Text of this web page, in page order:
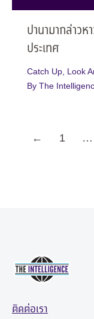
ปานามากล่าว
ประเทศ
Catch Up Look
By The
← 1 …
ติดต่อเรา